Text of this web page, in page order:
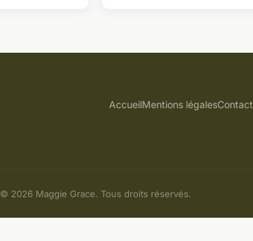
AccueilMentions légalesContact
© 2026 Maggie Grace. Tous droits réservés.